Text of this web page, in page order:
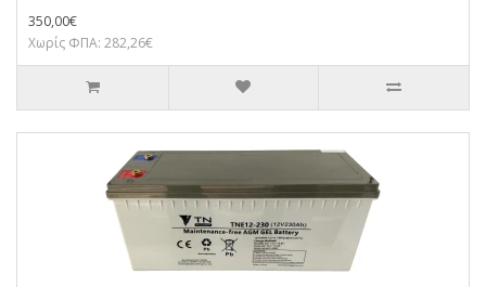
350,00€
Χωρίς ΦΠΑ: 282,26€